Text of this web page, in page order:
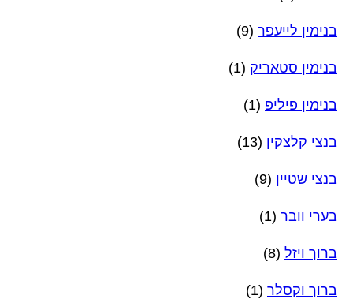
בנימין לייעפר (9)
בנימין סטאריק (1)
בנימין פיליפ (1)
בנצי קלצקין (13)
בנצי שטיין (9)
בערי וובר (1)
ברוך ויזל (8)
ברוך וקסלר (1)